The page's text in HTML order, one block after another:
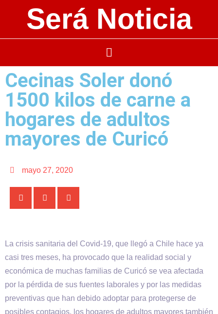
Será Noticia
Cecinas Soler donó
1500 kilos de carne a
hogares de adultos
mayores de Curicó
mayo 27, 2020
La crisis sanitaria del Covid-19, que llegó a Chile hace ya
casi tres meses, ha provocado que la realidad social y
económica de muchas familias de Curicó se vea afectada
por la pérdida de sus fuentes laborales y por las medidas
preventivas que han debido adoptar para protegerse de
posibles contagios, los hogares de adultos mayores también